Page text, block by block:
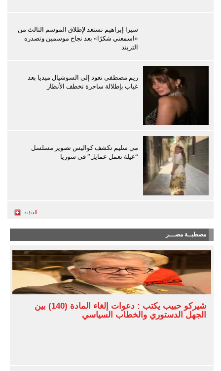
سيرا إبراهيم تستعد لإطلاق الموسم الثالث من
«اسمعني شكرًا» بعد نجاح موسمين وتصدره
التريند
ريم مصطفى تعود إلى السوشيال ميديا بعد
غياب بإطلالة ساحرة تخطف الأنظار
مي سليم تكشف كواليس تصوير مسلسل
“عيلة تعمل عمايل” في سوريا
مصطبــة مصـــر
شيركو حبيب يكتب : دعوات إلغاء المادة (140) بين
الجهل الدستوري والخطاب السياسي